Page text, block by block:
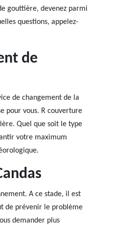
gouttière, devenez parmi
questions, appelez-
de
de changement de la
pour vous. R couverture
Quel que soit le type
votre maximum
A ce stade, il est
de prévenir le problème
demander plus